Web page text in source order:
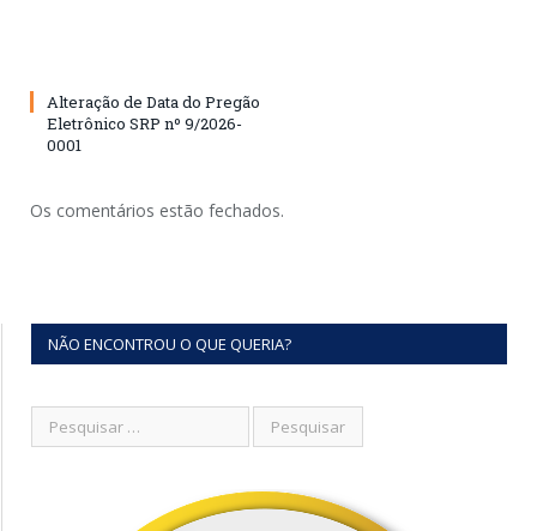
Alteração de Data do Pregão
Eletrônico SRP nº 9/2026-
0001
Os comentários estão fechados.
NÃO ENCONTROU O QUE QUERIA?